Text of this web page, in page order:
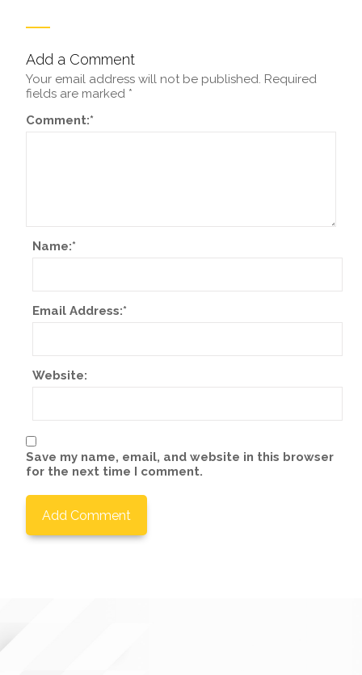
Add a Comment
Your email address will not be published. Required
fields are marked *
Comment:*
Name:*
Email Address:*
Website:
Save my name, email, and website in this browser
for the next time I comment.